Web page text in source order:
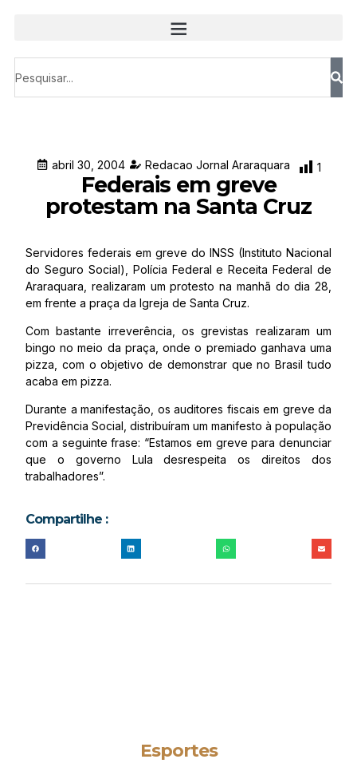
abril 30, 2004 Redacao Jornal Araraquara 1
Federais em greve
protestam na Santa Cruz
Servidores federais em greve do INSS (Instituto Nacional
do Seguro Social), Polícia Federal e Receita Federal de
Araraquara, realizaram um protesto na manhã do dia 28,
em frente a praça da Igreja de Santa Cruz.
Com bastante irreverência, os grevistas realizaram um
bingo no meio da praça, onde o premiado ganhava uma
pizza, com o objetivo de demonstrar que no Brasil tudo
acaba em pizza.
Durante a manifestação, os auditores fiscais em greve da
Previdência Social, distribuíram um manifesto à população
com a seguinte frase: “Estamos em greve para denunciar
que o governo Lula desrespeita os direitos dos
trabalhadores”.
Compartilhe :
Esportes